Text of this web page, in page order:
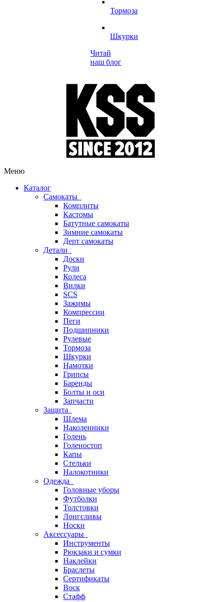
Тормоза
Шкурки
Читай
наш блог
Меню
Каталог
Самокаты
Комплиты
Кастомы
Батутные самокаты
Зимние самокаты
Дерт самокаты
Детали
Доски
Рули
Колеса
Вилки
SCS
Зажимы
Компрессии
Пеги
Подшипники
Рулевые
Тормоза
Шкурки
Намотки
Грипсы
Баренды
Болты и оси
Запчасти
Защита
Шлема
Наколенники
Голень
Голеностоп
Капы
Стельки
Налокотники
Одежда
Головные уборы
Футболки
Толстовки
Лонгсливы
Носки
Аксессуары
Инструменты
Рюкзаки и сумки
Наклейки
Браслеты
Сертификаты
Воск
Стафф